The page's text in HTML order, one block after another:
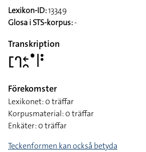
Lexikon-ID:13349
Glosa i STS-korpus:-
Transkription
􌤕􌤪􌥓􌥘􌤟􌥼􌥻
Förekomster
Lexikonet: 0 träffar
Korpusmaterial: 0 träffar
Enkäter: 0 träffar
Teckenformen kan också betyda